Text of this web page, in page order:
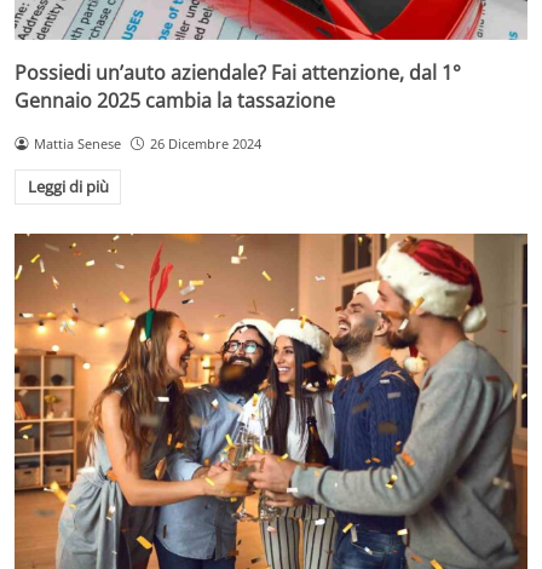
Possiedi un’auto aziendale? Fai attenzione, dal 1°
Gennaio 2025 cambia la tassazione
Mattia Senese 26 Dicembre 2024
Leggi di più